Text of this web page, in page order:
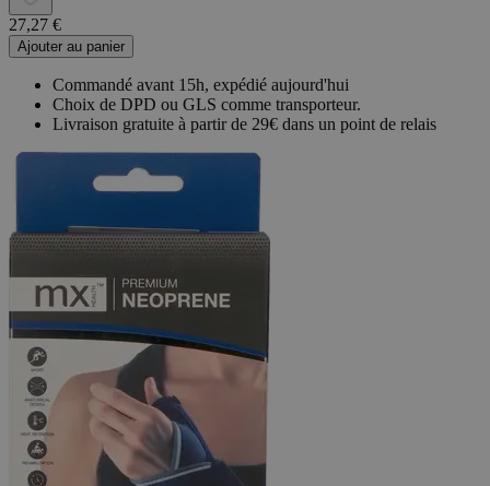
27,27 €
Ajouter au panier
Commandé avant 15h, expédié aujourd'hui
Choix de DPD ou GLS comme transporteur.
Livraison gratuite à partir de 29€ dans un point de relais